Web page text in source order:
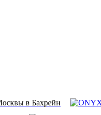
в Бахрейн